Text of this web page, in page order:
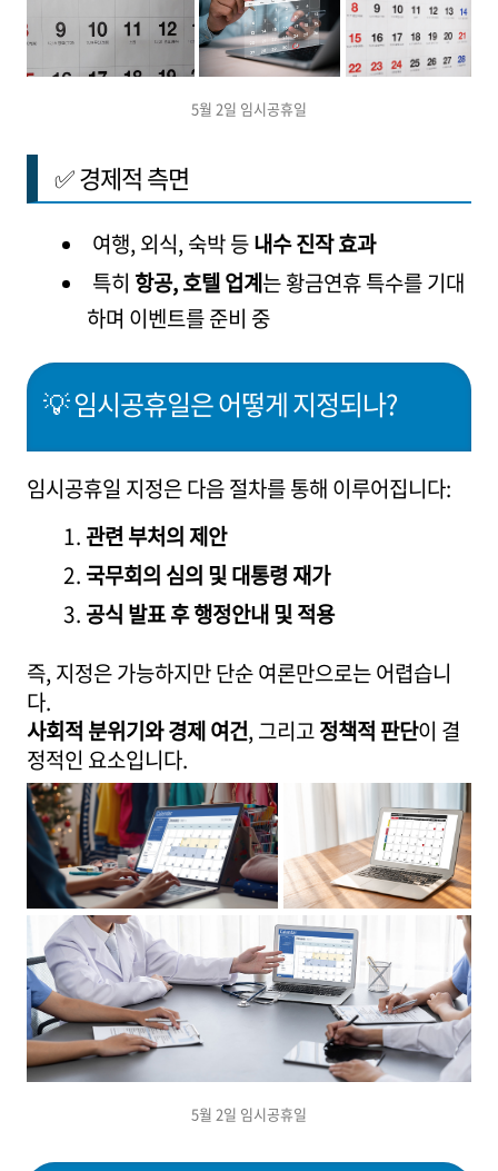
5월 2일 임시공휴일
✅ 경제적 측면
여행, 외식, 숙박 등내수 진작 효과
특히 항공, 호텔 업계는 황금연휴 특수를 기대
하며 이벤트를 준비 중
💡 임시공휴일은 어떻게 지정되나?
임시공휴일 지정은 다음 절차를 통해 이루어집니다:
관련 부처의 제안
국무회의 심의 및 대통령 재가
공식 발표 후 행정안내 및 적용
즉, 지정은 가능하지만 단순 여론만으로는 어렵습니
다.
사회적 분위기와 경제 여건, 그리고정책적 판단이 결
정적인 요소입니다.
5월 2일 임시공휴일